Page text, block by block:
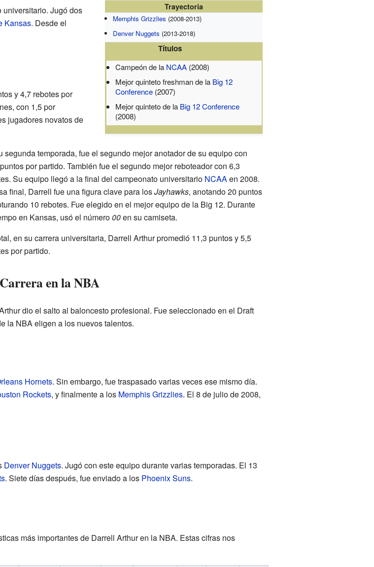
Trayectoria
Memphis Grizzlies (2008-2013)
Denver Nuggets (2013-2018)
Títulos
Campeón de la NCAA (2008)
Mejor quinteto freshman de la Big 12
Conference (2007)
Mejor quinteto de la Big 12 Conference
(2008)
Jugó dos
Kansas. Desde el
y 4,7 rebotes por
con 1,5 por
jugadores novatos de
segunda temporada, fue el segundo mejor anotador de su equipo con
por partido. También fue el segundo mejor reboteador con 6,3
Su equipo llegó a la final del campeonato universitario NCAAen 2008.
final, Darrell fue una figura clave para losJayhawks, anotando 20 puntos
10 rebotes. Fue elegido en el mejor equipo de la Big 12. Durante
en Kansas, usó el número00en su camiseta.
en su carrera universitaria, Darrell Arthur promedió 11,3 puntos y 5,5
por partido.
en la NBA
dio el salto al baloncesto profesional. Fue seleccionado en el Draft
la NBA eligen a los nuevos talentos.
Hornets. Sin embargo, fue traspasado varias veces ese mismo día.
Rockets, y finalmente a los Memphis Grizzlies. El 8 de julio de 2008,
Denver Nuggets. Jugó con este equipo durante varias temporadas. El 13
. Siete días después, fue enviado a los Phoenix Suns.
más importantes de Darrell Arthur en la NBA. Estas cifras nos